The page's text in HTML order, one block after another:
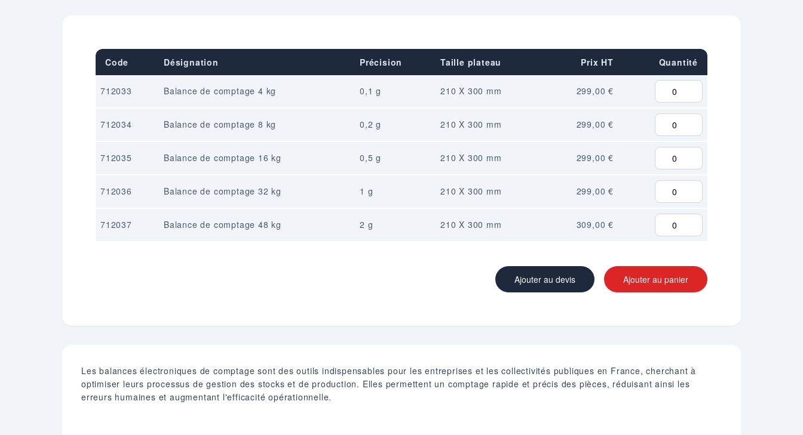
Code Désignation Précision Taille plateau Prix HT Quantité
712033 Balance de comptage 4 kg 0,1 g 210 X 300 mm 299,00 €
712034 Balance de comptage 8 kg 0,2 g 210 X 300 mm 299,00 €
712035 Balance de comptage 16 kg 0,5 g 210 X 300 mm 299,00 €
712036 Balance de comptage 32 kg 1 g 210 X 300 mm 299,00 €
712037 Balance de comptage 48 kg 2 g 210 X 300 mm 309,00 €
Ajouter au devis Ajouter au panier
Les balances électroniques de comptage sont des outils indispensables pour les entreprises et les collectivités publiques en France, cherchant à
optimiser leurs processus de gestion des stocks et de production. Elles permettent un comptage rapide et précis des pièces, réduisant ainsi les
erreurs humaines et augmentant l'efficacité opérationnelle.